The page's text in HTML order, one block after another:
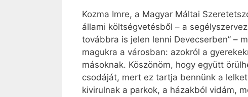
Kozma Imre, a Magyar Máltai
állami költségvetésből – a
továbbra is jelen lenni Devecserben” –
magukra a városban: azokról a
másoknak. Köszönöm, hogy együtt
csodáját, mert ez tartja bennünk a
kivirulnak a parkok, a házakból vidám,